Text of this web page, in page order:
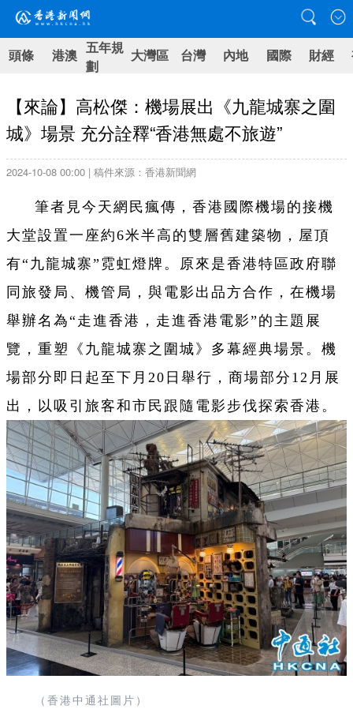
頭條 港澳 五年規
劃
大灣區 台灣 內地 國際 財經
【來論】高松傑：機場展出《九龍城寨之圍
城》場景 充分詮釋“香港無處不旅遊”
2024-10-08 00:00 | 稿件來源：香港新聞網
筆者見今天網民瘋傳，香港國際機場的接機
大堂設置一座約6米半高的雙層舊建築物，屋頂
有“九龍城寨”霓虹燈牌。原來是香港特區政府聯
同旅發局、機管局，與電影出品方合作，在機場
舉辦名為“走進香港，走進香港電影”的主題展
覽，重塑《九龍城寨之圍城》多幕經典場景。機
場部分即日起至下月20日舉行，商場部分12月展
出，以吸引旅客和市民跟隨電影步伐探索香港。
（香港中通社圖片）